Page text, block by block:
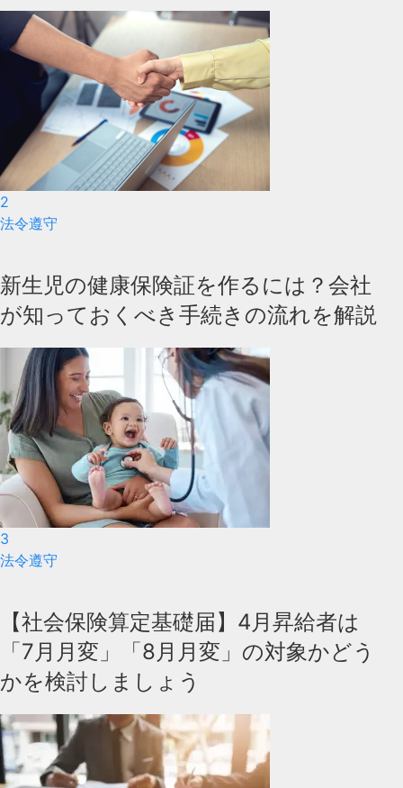
2
法令遵守
新生児の健康保険証を作るには？会社
が知っておくべき手続きの流れを解説
3
法令遵守
【社会保険算定基礎届】4月昇給者は
「7月月変」「8月月変」の対象かどう
かを検討しましょう